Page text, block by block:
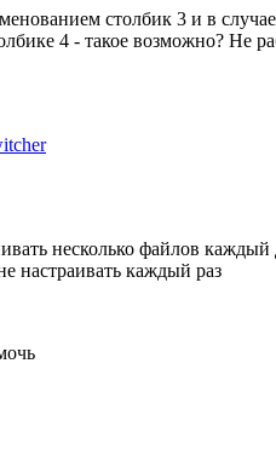
столбик 3 и в
4 - такое возможно? Не
несколько файлов
настраивать каждый раз